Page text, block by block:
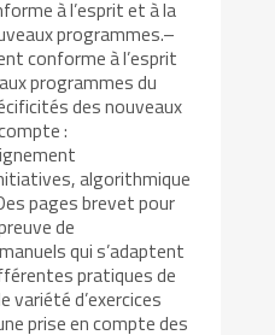
à l’esprit et à la
programmes.–
conforme à l’esprit
programmes du
des nouveaux
:
algorithmique
pages brevet pour
de
qui s’adaptent
pratiques de
variété d’exercices
prise en compte des